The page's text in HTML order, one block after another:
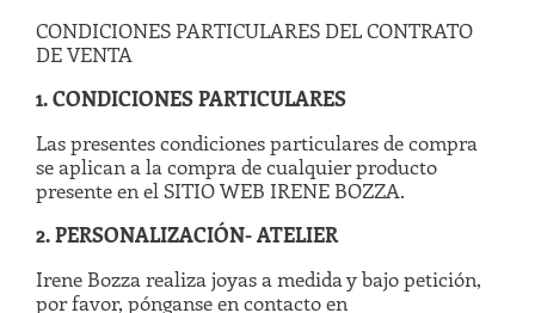
CONDICIONES PARTICULARES DEL CONTRATO
DE VENTA
1. CONDICIONES PARTICULARES
Las presentes condiciones particulares de compra
se aplican a la compra de cualquier producto
presente en el SITIO WEB IRENE BOZZA.
2. PERSONALIZACIÓN- ATELIER
Irene Bozza realiza joyas a medida y bajo petición,
por favor, pónganse en contacto en